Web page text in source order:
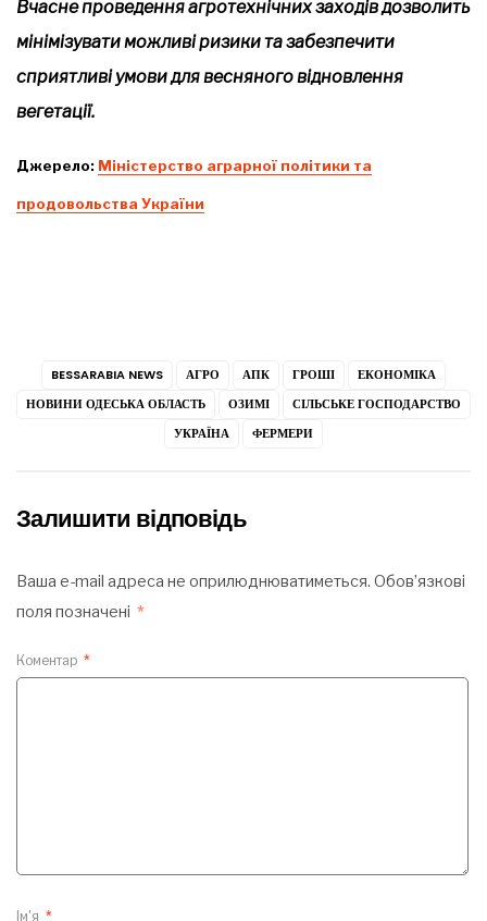
Вчасне проведення агротехнічних заходів дозволить
мінімізувати можливі ризики та забезпечити
сприятливі умови для весняного відновлення
вегетації.
Джерело: Міністерство аграрної політики та
продовольства України
BESSARABIA NEWS АГРО АПК ГРОШІ
ЕКОНОМІКА
НОВИНИ ОДЕСЬКА ОБЛАСТЬ
ОЗИМІ
СІЛЬСЬКЕ ГОСПОДАРСТВО
УКРАЇНА
ФЕРМЕРИ
Залишити відповідь
Ваша e-mail адреса не оприлюднюватиметься. Обов’язкові
поля позначені *
Коментар *
Ім'я *